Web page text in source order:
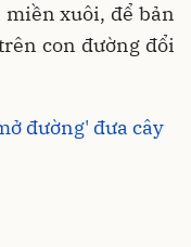
xuôi, để bản
con đường đổi
đường' đưa cây